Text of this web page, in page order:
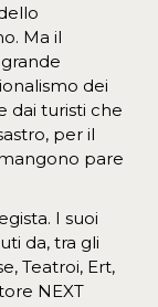
Ma il
dei
dai turisti che
per il
pare
I suoi
da, tra gli
Teatroi, Ert,
NEXT